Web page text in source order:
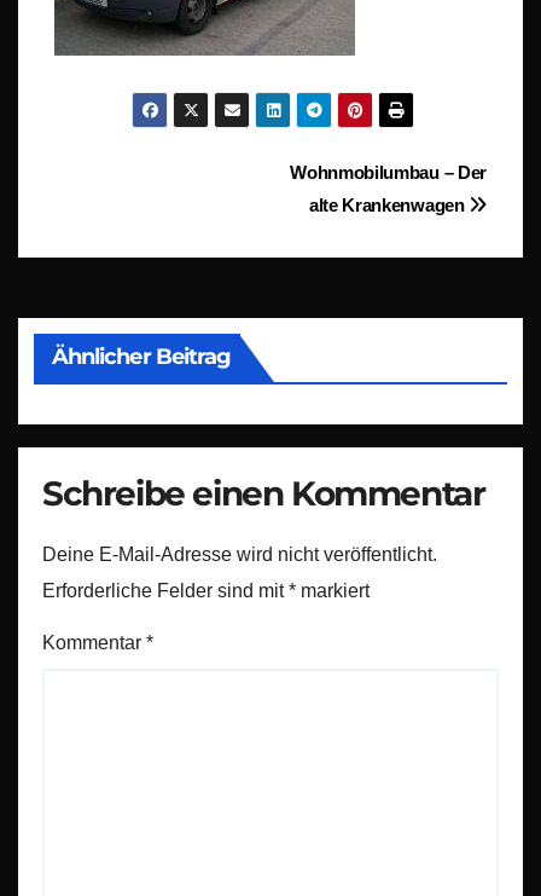
Beitragsnavigation
Wohnmobilumbau – Der
alte Krankenwagen
Ähnlicher Beitrag
Schreibe einen Kommentar
Deine E-Mail-Adresse wird nicht veröffentlicht.
Erforderliche Felder sind mit* markiert
Kommentar *